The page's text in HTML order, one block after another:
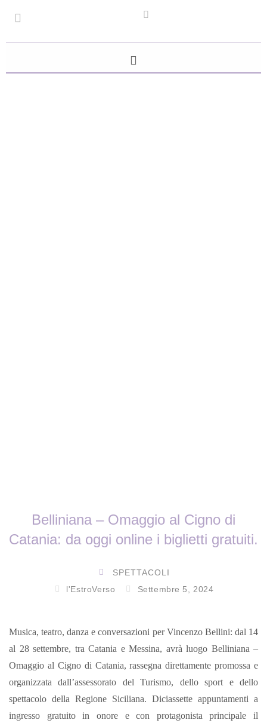
Belliniana – Omaggio al Cigno di
Catania: da oggi online i biglietti gratuiti.
SPETTACOLI
l'EstroVerso
Settembre 5, 2024
Musica, teatro, danza e conversazioni per Vincenzo Bellini: dal 14
al 28 settembre, tra Catania e Messina, avrà luogo Belliniana –
Omaggio al Cigno di Catania, rassegna direttamente promossa e
organizzata dall’assessorato del Turismo, dello sport e dello
spettacolo della Regione Siciliana. Diciassette appuntamenti a
ingresso gratuito in onore e con protagonista principale il